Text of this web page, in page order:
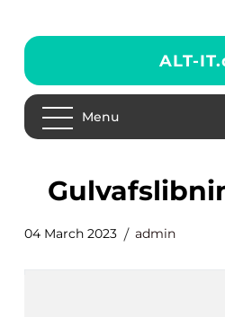
ALT-IT.
Menu
04 March 2023 admin